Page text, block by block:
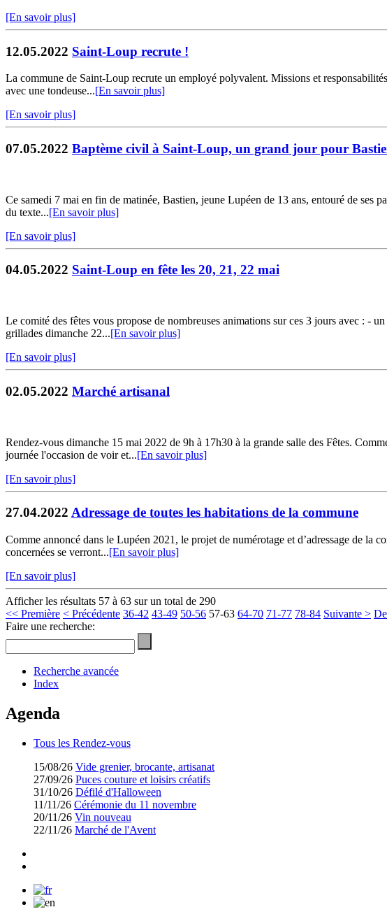
[En savoir plus]
12.05.2022 Saint-Loup recrute !
La commune de Saint-Loup recrute un employé polyvalent. Missions et
avec une tondeuse...[En savoir plus]
[En savoir plus]
07.05.2022 Baptème civil à Saint-Loup, un grand jour pour
Ce samedi 7 mai en fin de matinée, Bastien, jeune Lupéen de 13 ans, entouré de ses
du texte...[En savoir plus]
[En savoir plus]
04.05.2022 Saint-Loup en fête les 20, 21, 22 mai
Le comité des fêtes vous propose de nombreuses animations sur ces 3 jours avec : -
grillades dimanche 22...[En savoir plus]
[En savoir plus]
02.05.2022 Marché artisanal
Rendez-vous dimanche 15 mai 2022 de 9h à 17h30 à la grande salle des Fêtes.
journée l'occasion de voir et...[En savoir plus]
[En savoir plus]
27.04.2022 Adressage de toutes les habitations de la commune
Comme annoncé dans le Lupéen 2021, le projet de numérotage et d’adressage de
concernées se verront...[En savoir plus]
[En savoir plus]
Afficher les résultats 57 à 63 sur un total de 290
<< Première < Précédente 36-42 43-49 50-56 57-63 64-70 71-77 78-84 Suivante >
Faire une recherche:
Recherche avancée
Index
Agenda
Tous les Rendez-vous
15/08/26 Vide grenier, brocante, artisanat
27/09/26 Puces couture et loisirs créatifs
31/10/26 Défilé d'Halloween
11/11/26 Cérémonie du 11 novembre
20/11/26 Vin nouveau
22/11/26 Marché de l'Avent